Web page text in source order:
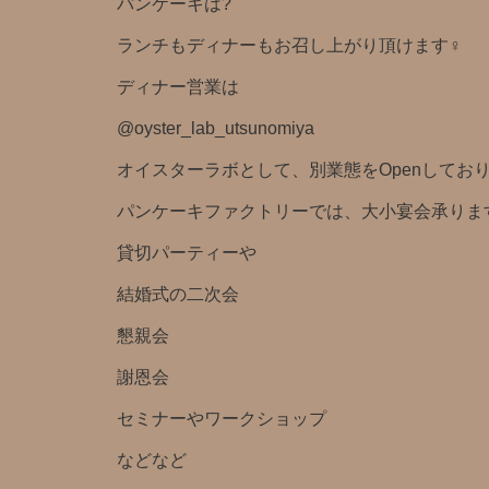
ランチもディナーもお召し上がり頂けます‍♀️
ディナー営業は
@oyster_lab_utsunomiya
オイスターラボとして、別業態をOpenしてお
パンケーキファクトリーでは、大小宴会承りま
貸切パーティーや
結婚式の二次会
懇親会
謝恩会
セミナーやワークショップ
などなど